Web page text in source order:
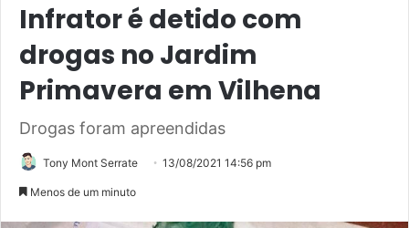
Infrator é detido com
drogas no Jardim
Primavera em Vilhena
Drogas foram apreendidas
Tony Mont Serrate 13/08/2021 14:56 pm
Menos de um minuto